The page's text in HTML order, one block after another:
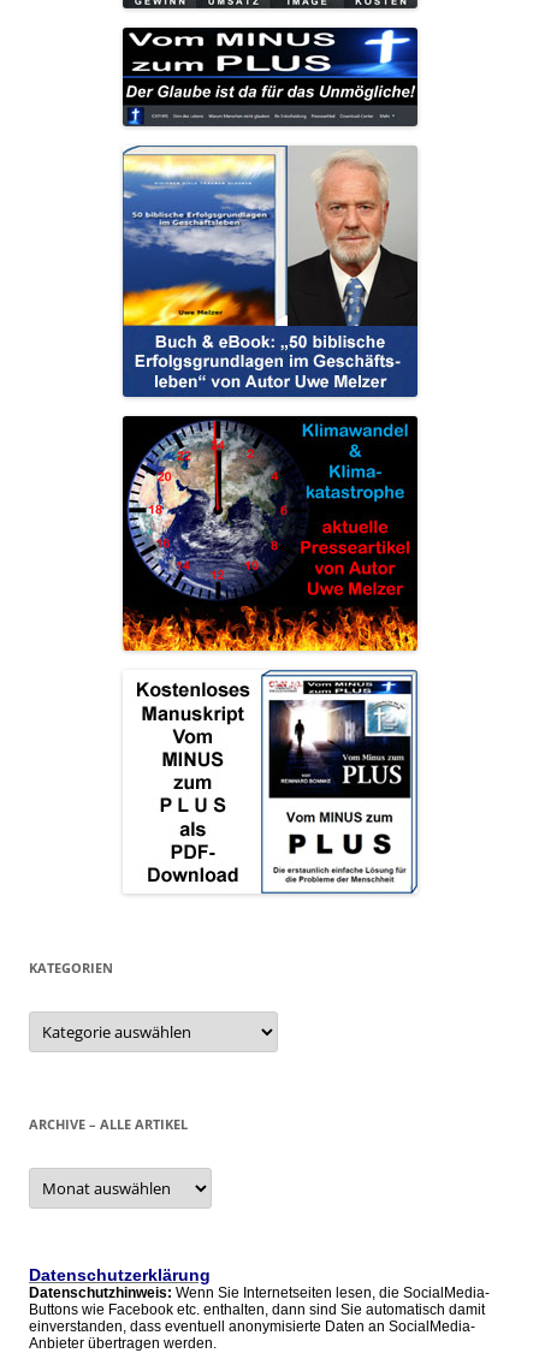
KATEGORIEN
Kategorien
ARCHIVE – ALLE ARTIKEL
Archive
alle
Datenschutzerklärung
Datenschutzhinweis: Wenn Sie Internetseiten lesen, die SocialMedia-
Buttons wie Facebook etc. enthalten, dann sind Sie automatisch damit
einverstanden, dass eventuell anonymisierte Daten an SocialMedia-
Anbieter übertragen werden.